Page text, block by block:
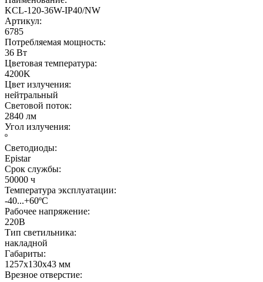
KCL-120-36W-IP40/NW
Артикул:
6785
Потребляемая мощность:
36 Вт
Цветовая температура:
4200K
Цвет излучения:
нейтральный
Световой поток:
2840 лм
Угол излучения:
º
Светодиоды:
Epistar
Срок службы:
50000 ч
Температура эксплуатации:
-40...+60ºС
Рабочее напряжение:
220В
Тип светильника:
накладной
Габариты:
1257x130x43 мм
Врезное отверстие: